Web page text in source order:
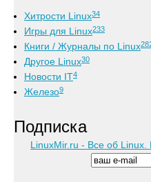
Хитрости Linux34
Игры для Linux233
Книги / Журналы по Linux
Другое Linux30
Новости IT4
Железо9
Подписка
LinuxMir.ru - Все об